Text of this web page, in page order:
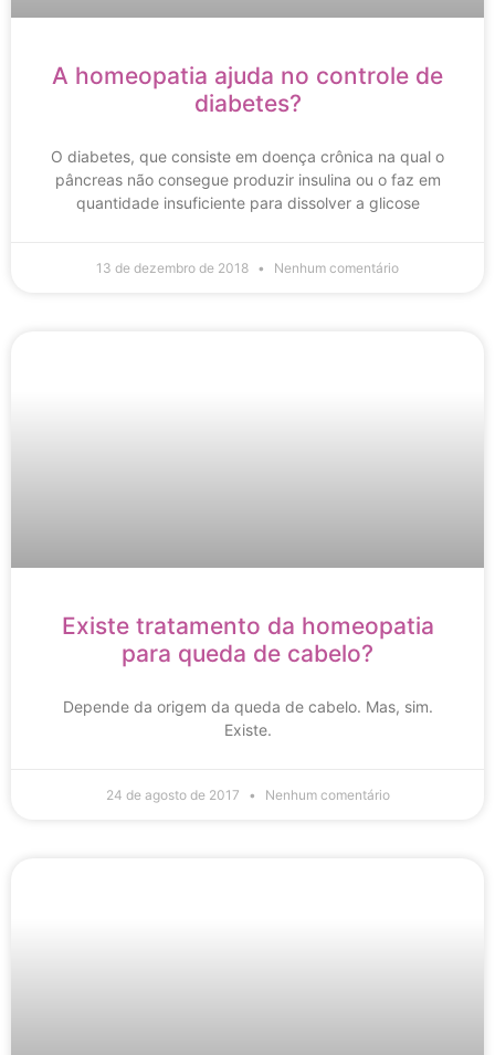
A homeopatia ajuda no controle de
diabetes?
O diabetes, que consiste em doença crônica na qual o
pâncreas não consegue produzir insulina ou o faz em
quantidade insuficiente para dissolver a glicose
13 de dezembro de 2018 Nenhum comentário
Existe tratamento da homeopatia
para queda de cabelo?
Depende da origem da queda de cabelo. Mas, sim.
Existe.
24 de agosto de 2017 Nenhum comentário